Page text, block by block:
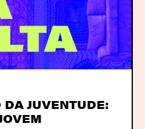
DA JUVENTUDE: